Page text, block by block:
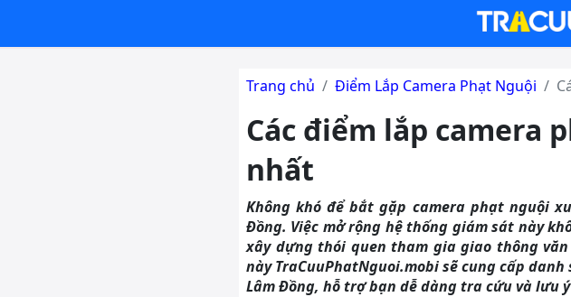
Trang chủ Điểm Lắp Camera Phạt Nguội
Các điểm lắp camera
nhất
Không khó để bắt gặp camera phạt nguội
Đồng. Việc mở rộng hệ thống giám sát này
xây dựng thói quen tham gia giao thông
này TraCuuPhatNguoi.mobi sẽ cung cấp
Lâm Đồng, hỗ trợ bạn dễ dàng tra cứu và